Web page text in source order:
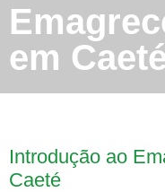
em
Introdução ao
Caeté